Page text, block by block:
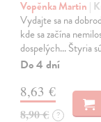
Vopěnka Martin |
Vydajte sa na
kde sa začína
dospelých... Štyria
Do 4 dní
8,63 €
8,90 € ?